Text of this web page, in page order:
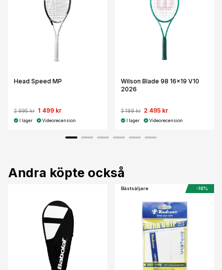
Head Speed MP
2 995 kr 1 499 kr
I lager Videorecension
Wilson Blade 98 16x19 V10
2026
3 199 kr 2 495 kr
I lager Videorecension
Andra köpte också
Bästsäljare -16%